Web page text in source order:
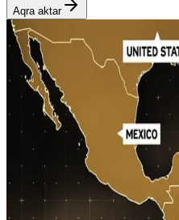
Aqra aktar